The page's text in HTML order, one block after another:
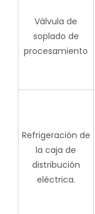
Válvula de
soplado de
procesamiento
Refrigeración de
la caja de
distribución
eléctrica.